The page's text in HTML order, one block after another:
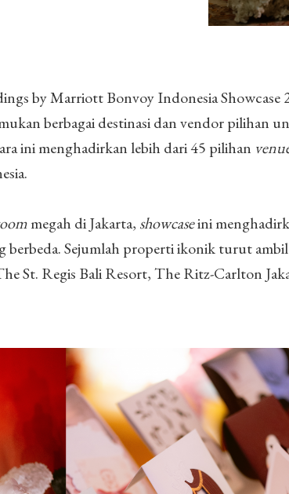
by Marriott Bonvoy Indonesia Showcase
berbagai destinasi dan vendor pilihan
ini menghadirkan lebih dari 45 pilihan
megah di Jakarta, showcaseini
berbeda. Sejumlah properti ikonik turut
St. Regis Bali Resort, The Ritz-Carlton